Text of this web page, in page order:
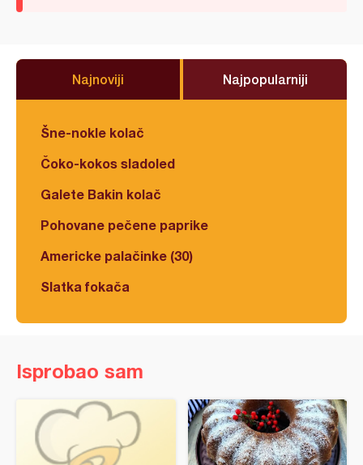
Najnoviji Najpopularniji
Šne-nokle kolač
Čoko-kokos sladoled
Galete Bakin kolač
Pohovane pečene paprike
Americke palačinke (30)
Slatka fokača
Isprobao sam